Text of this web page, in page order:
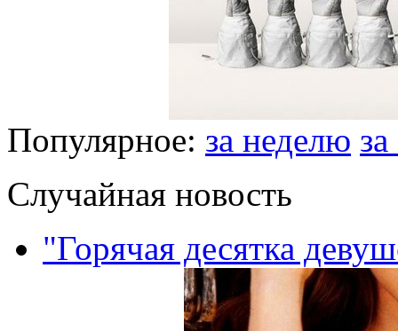
Популярное: за неделю
Случайная новость
"Горячая десятка